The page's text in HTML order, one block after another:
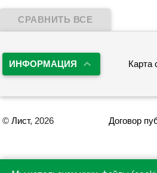
ИНФОРМАЦИЯ Карта
© Лист, 2026 Договор